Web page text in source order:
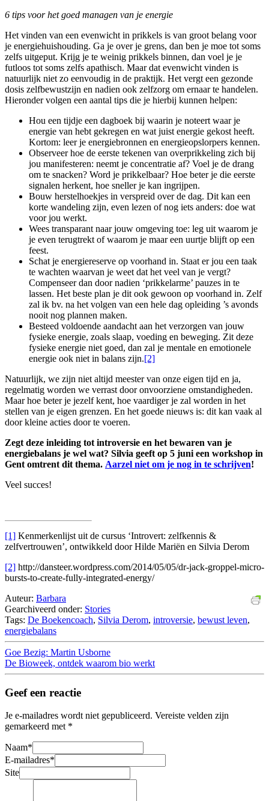
6 tips voor het goed managen van je energie
Het vinden van een evenwicht in prikkels is van groot belang voor
je energiehuishouding. Ga je over je grens, dan ben je moe tot soms
zelfs uitgeput. Krijg je te weinig prikkels binnen, dan voel je je
futloos tot soms zelfs apathisch. Maar dat evenwicht vinden is
natuurlijk niet zo eenvoudig in de praktijk. Het vergt een gezonde
dosis zelfbewustzijn en nadien ook zelfzorg om ernaar te handelen.
Hieronder volgen een aantal tips die je hierbij kunnen helpen:
Hou een tijdje een dagboek bij waarin je noteert waar je
energie van hebt gekregen en wat juist energie gekost heeft.
Kortom: leer je energiebronnen en energieopslorpers kennen.
Observeer hoe de eerste tekenen van overprikkeling zich bij
jou manifesteren: neemt je concentratie af? Voel je de drang
om te snacken? Word je prikkelbaar? Hoe beter je die eerste
signalen herkent, hoe sneller je kan ingrijpen.
Bouw herstelhoekjes in verspreid over de dag. Dit kan een
korte wandeling zijn, even lezen of nog iets anders: doe wat
voor jou werkt.
Wees transparant naar jouw omgeving toe: leg uit waarom je
je even terugtrekt of waarom je maar een uurtje blijft op een
feest.
Schat je energiereserve op voorhand in. Staat er jou een taak
te wachten waarvan je weet dat het veel van je vergt?
Compenseer dan door nadien ‘prikkelarme’ pauzes in te
lassen. Het beste plan je dit ook gewoon op voorhand in. Zelf
zal ik bv. na het volgen van een hele dag opleiding ’s avonds
nooit nog plannen maken.
Besteed voldoende aandacht aan het verzorgen van jouw
fysieke energie, zoals slaap, voeding en beweging. Zit deze
fysieke energie niet goed, dan zal je mentale en emotionele
energie ook niet in balans zijn.[2]
Natuurlijk, we zijn niet altijd meester van onze eigen tijd en ja,
regelmatig worden we verrast door onvoorziene omstandigheden.
Maar hoe beter je jezelf kent, hoe vaardiger je zal worden in het
stellen van je eigen grenzen. En het goede nieuws is: dit kan vaak al
door kleine acties door te voeren.
Zegt deze inleiding tot introversie en het bewaren van je
energiebalans je wel wat? Silvia geeft op 5 juni een workshop in
Gent omtrent dit thema. Aarzel niet om je nog in te schrijven!
Veel succes!
[1] Kenmerkenlijst uit de cursus ‘Introvert: zelfkennis &
zelfvertrouwen’, ontwikkeld door Hilde Mariën en Silvia Derom
[2] http://dansteer.wordpress.com/2014/05/05/dr-jack-groppel-micro-
bursts-to-create-fully-integrated-energy/
Auteur: Barbara
Gearchiveerd onder: Stories
Tags: De Boekencoach, Silvia Derom, introversie, bewust leven,
energiebalans
Goe Bezig: Martin Usborne
De Bioweek, ontdek waarom bio werkt
Geef een reactie
Je e-mailadres wordt niet gepubliceerd. Vereiste velden zijn
gemarkeerd met *
Naam*
E-mailadres*
Site